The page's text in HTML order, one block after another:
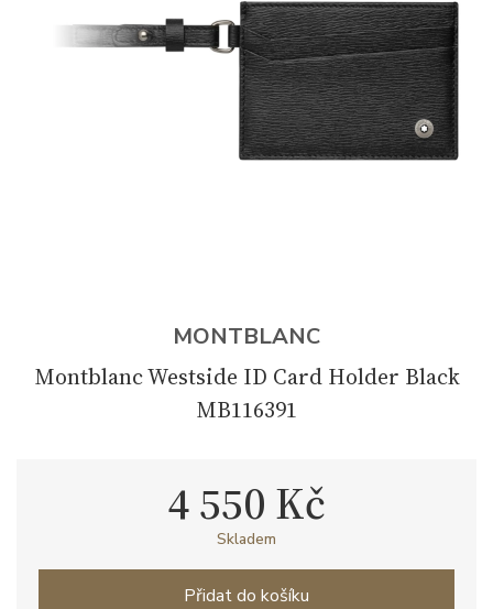
MONTBLANC
Montblanc Westside ID Card Holder Black
MB116391
4 550 Kč
Skladem
Přidat do košíku